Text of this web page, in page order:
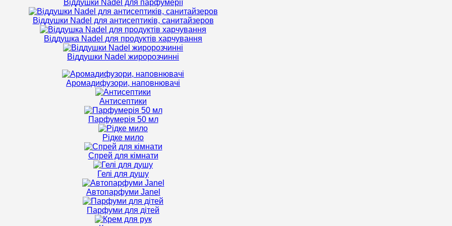
Віддушки Nadel для парфумерії
Віддушки Nadel для антисептиків, санитайзеров
Віддушка Nadel для продуктів харчування
Віддушки Nadel жиророзчинні
Аромадифузори, наповнювачі
Антисептики
Парфумерія 50 мл
Рідке мило
Спрей для кімнати
Гелі для душу
Автопарфуми Janel
Парфуми для дітей